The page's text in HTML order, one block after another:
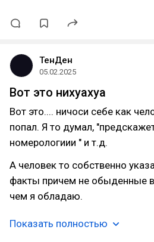
ТенДен
05.02.2025
Вот это нихуахуа
Вот это.... ничоси себе как
попал. Я то думал,
номерологиии " и т.д.
А человек то собственно
факты причем не обыденные
чем я обладаю.
Показать полностью